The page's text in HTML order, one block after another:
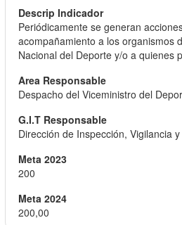
Periódicamente se generan
acompañamiento a los organismos
Nacional del Deporte y/o a quienes
Despacho del Viceministro del
Dirección de Inspección, Vigilancia
200
200,00